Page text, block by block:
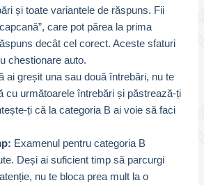
și toate variantele de răspuns. Fii
care pot părea la prima
decât cel corect. Aceste sfaturi
chestionare auto.
ai greșit una sau două întrebări, nu te
cu următoarele întrebări și păstrează-ți
ți că la categoria B ai voie să faci
Examenul pentru categoria B
Deși ai suficient timp să parcurgi
nu te bloca prea mult la o